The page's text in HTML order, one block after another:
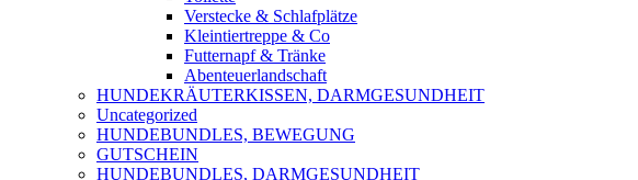
Verstecke & Schlafplätze
Kleintiertreppe & Co
Futternapf & Tränke
Abenteuerlandschaft
HUNDEKRÄUTERKISSEN, DARMGESUNDHEIT
Uncategorized
HUNDEBUNDLES, BEWEGUNG
GUTSCHEIN
HUNDEBUNDLES, DARMGESUNDHEIT